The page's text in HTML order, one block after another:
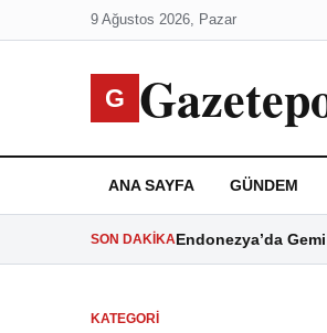
9 Ağustos 2026, Pazar
G
ANA SAYFA GÜNDEM
SON DAKIKAEndonezya’da
KATEGORI